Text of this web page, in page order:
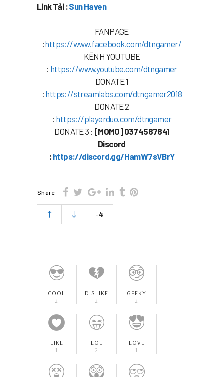
Link Tải :Sun Haven
FANPAGE
:https://www.facebook.com/dtngamer/
KÊNH YOUTUBE
: https://www.youtube.com/dtngamer
DONATE 1
: https://streamlabs.com/dtngamer2018
DONATE 2
: https://playerduo.com/dtngamer
DONATE 3 : [MOMO] 0374587841
Discord
: https://discord.gg/HamW7sVBrY
Share:
-4
COOL
2
DISLIKE
2
GEEKY
2
LIKE
1
LOL
2
LOVE
1